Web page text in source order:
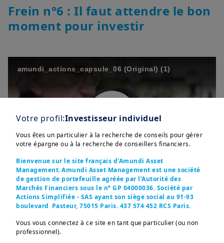
Votre profil:Investisseur individuel
Vous êtes un particulier à la recherche de conseils pour gérer
votre épargne ou à la recherche de conseillers financiers.
Bienvenue sur le site français d'Amundi Asset
Management. Amundi Asset Management est une société
de gestion de portefeuille agréée par l’Autorité des
Marchés Financiers sous le n° GP 04000036. Société par
Actions Simplifiée - SAS ayant son siège social au 91-93
boulevard Pasteur, 75015 Paris. 437 574 452 RCS Paris.
Vous vous connectez à ce site en tant que particulier (ou non
professionnel).
Frein n°6 : Il faut attendre le bon
moment pour investir
amundi_actions_capsule_06 (Original) (1)
Play
Video
La retraite